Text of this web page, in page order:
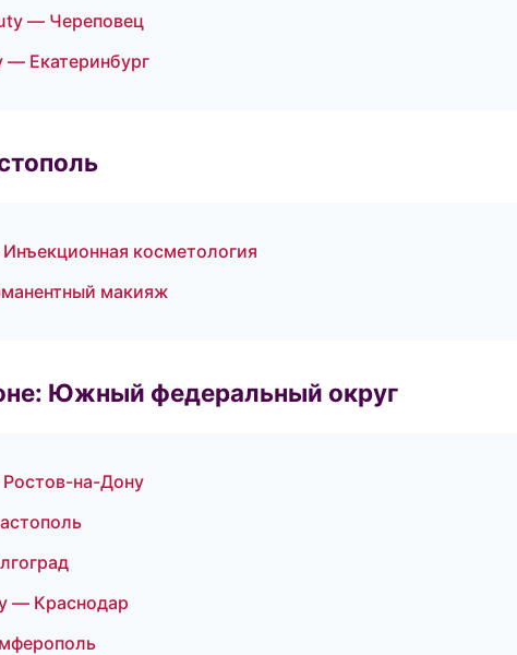
— Череповец
— Екатеринбург
косметология
макияж
Южный федеральный округ
на-Дону
— Краснодар